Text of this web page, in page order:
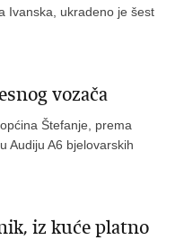
Ivanska, ukradeno je šest
vozača
Štefanje, prema
Audiju A6 bjelovarskih
iz kuće platno